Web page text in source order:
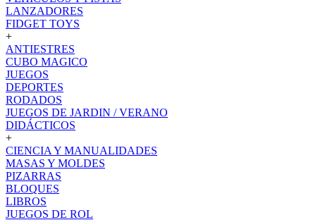
LANZADORES
FIDGET TOYS
+
ANTIESTRES
CUBO MAGICO
JUEGOS
DEPORTES
RODADOS
JUEGOS DE JARDIN / VERANO
DIDÁCTICOS
+
CIENCIA Y MANUALIDADES
MASAS Y MOLDES
PIZARRAS
BLOQUES
LIBROS
JUEGOS DE ROL